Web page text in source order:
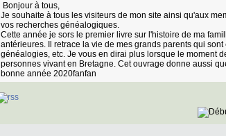
Bonjour à tous,
Je souhaite à tous les visiteurs de mon site ainsi qu'aux
vos recherches généalogiques.
Cette année je sors le premier livre sur l'histoire de ma
antérieures. Il retrace la vie de mes grands parents qui
généalogies, etc. Je vous en dirai plus lorsque le moment
personnes vivant en Bretagne. Cet ouvrage donne aussi
bonne année 2020fanfan